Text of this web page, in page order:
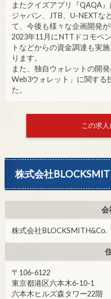
またクイズアプリ『QAQA
ジャパン、JTB、U-NEXTな
て、今後も様々な企画開発が
2023年11月にNTTドコモベ
トなどからの資金調達も実
ります。
また、独自ウォレットの開
Web3ウォレット」に関する
た。
この求
株式会社
会
株式会社BLOCKSMITH&Co.
〒106-6122
東京都港区六本木6-10-1
六本木ヒルズ森タワー22階